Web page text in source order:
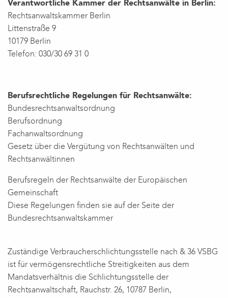
Verantwortliche Kammer der Rechtsanwälte in Berlin:
Rechtsanwaltskammer Berlin
Littenstraße 9
10179 Berlin
Telefon: 030/30 69 31 0
Berufsrechtliche Regelungen für Rechtsanwälte:
Bundesrechtsanwaltsordnung
Berufsordnung
Fachanwaltsordnung
Gesetz über die Vergütung von Rechtsanwälten und
Rechtsanwältinnen
Berufsregeln der Rechtsanwälte der Europäischen
Gemeinschaft
Diese Regelungen finden sie auf der Seite der
Bundesrechtsanwaltskammer
Zuständige Verbraucherschlichtungsstelle nach & 36 VSBG
ist für vermögensrechtliche Streitigkeiten aus dem
Mandatsverhältnis die Schlichtungsstelle der
Rechtsanwaltschaft, Rauchstr. 26, 10787 Berlin,